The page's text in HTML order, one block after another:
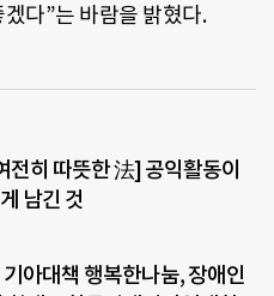
다”는 바람을 밝혔다.
전히 따뜻한 法] 공익활동이
남긴 것
아대책 행복한나눔, 장애인